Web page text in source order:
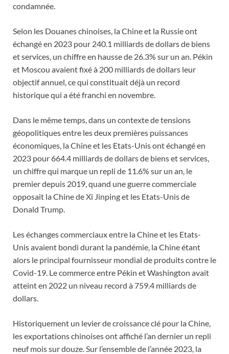
condamnée.
Selon les Douanes chinoises, la Chine et la Russie ont
échangé en 2023 pour 240.1 milliards de dollars de biens
et services, un chiffre en hausse de 26.3% sur un an. Pékin
et Moscou avaient fixé à 200 milliards de dollars leur
objectif annuel, ce qui constituait déjà un record
historique qui a été franchi en novembre.
Dans le même temps, dans un contexte de tensions
géopolitiques entre les deux premières puissances
économiques, la Chine et les Etats-Unis ont échangé en
2023 pour 664.4 milliards de dollars de biens et services,
un chiffre qui marque un repli de 11.6% sur un an, le
premier depuis 2019, quand une guerre commerciale
opposait la Chine de Xi Jinping et les Etats-Unis de
Donald Trump.
Les échanges commerciaux entre la Chine et les Etats-
Unis avaient bondi durant la pandémie, la Chine étant
alors le principal fournisseur mondial de produits contre le
Covid-19. Le commerce entre Pékin et Washington avait
atteint en 2022 un niveau record à 759.4 milliards de
dollars.
Historiquement un levier de croissance clé pour la Chine,
les exportations chinoises ont affiché l’an dernier un repli
neuf mois sur douze. Sur l’ensemble de l’année 2023, la